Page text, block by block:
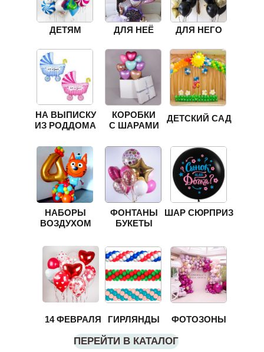
ФОНТАНЫ
БУКЕТЫ
ДЛЯ НЕЁ ДЛЯ НЕГО
ДЕТЯМ
НА ВЫПИСКУ
ИЗ РОДДОМА
ШАР СЮРПРИЗ
ГИРЛЯНДЫ
ПЕРЕЙТИ В КАТАЛОГ
ФОТОЗОНЫ
КОРОБКИ
С ШАРАМИ
14 ФЕВРАЛЯ
НАБОРЫ
ВОЗДУХОМ
ДЕТСКИЙ САД